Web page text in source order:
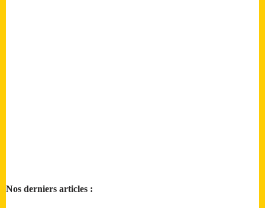
Nos derniers articles :